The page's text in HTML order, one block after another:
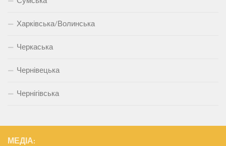
Харківська/Волинська
Черкаська
Чернівецька
Чернігівська
МЕДІА: